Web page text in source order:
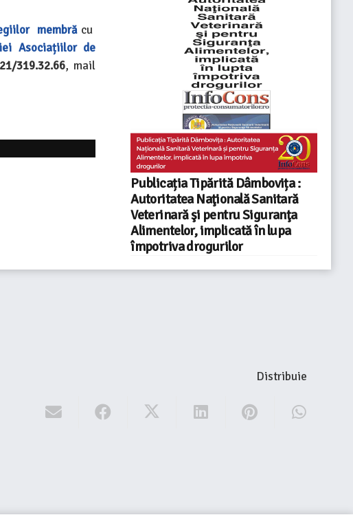
membră cu
Asociațiilor de
319.32.66, mail
Publicația Tipărită Dâmbovița :
Autoritatea Naţională Sanitară
Veterinară şi pentru Siguranţa
Alimentelor, implicată în lupa
împotriva drogurilor
Distribuie